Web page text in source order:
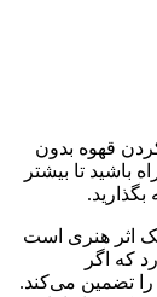
قهوه بدون
باشید تا بیشتر
اثر هنری است
که اگر
را تضمین می‌کند.